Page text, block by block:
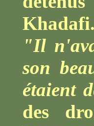
Khadafi.
"Il
son
étaient
des